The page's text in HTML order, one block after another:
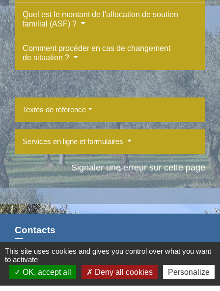
Quel est le montant de l'allocation de soutien
familial (ASF) ?
Comment procéder en cas de changement
de situation ?
Textes de référence
Services en ligne et formulaires
Signaler une erreur sur cette page
Contacts
Commune d'Aubord
1 Place de la Mairie
30620 Aubord - FRANCE
+33 4 66 71 12 65
This site uses cookies and gives you control over what you want
to activate
OK, accept all
Deny all cookies Personalize